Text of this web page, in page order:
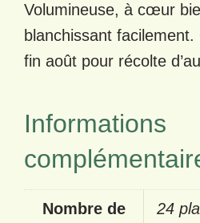
Volumineuse, à cœur
blanchissant
fin août pour récolte
Informations
Nombre de
24